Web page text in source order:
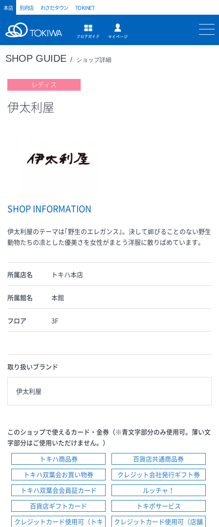
本店 別府店 わさだタウン TOKINET
トキハ フロアガイド
SHOP GUIDE ショップ詳細
伊太利屋
レディス
SHOP INFORMATION
伊太利屋のテーマは｢野生のエレガンス｣。決して媚びることのない野生
動物たちの凛とした優美さを女性がまとう洋服に散りばめています。
所属店名 トキハ本店
所属館名 本館
フロア 3F
取り扱いブランド
伊太利屋
このショップで使えるカード・金券（※青文字部分のみ使用可。薄い文
字部分はご使用いただけません。）
トキハ商品券
百貨店共通商品券
トキハ双葉会お買い物券
クレジット会社発行ギフト券
トキハ双葉会会員証カード
ルッチャ！
百貨店ギフトカード
トキポサービス
クレジットカード使用可（トキ
クレジットカード使用可（店舗